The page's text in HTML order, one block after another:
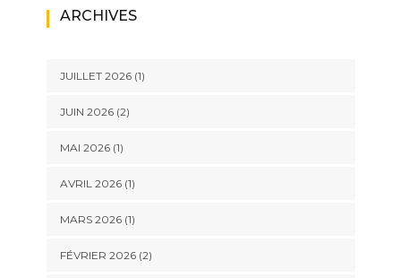
ARCHIVES
JUILLET 2026(1)
JUIN 2026(2)
MAI 2026(1)
AVRIL 2026(1)
MARS 2026(1)
FÉVRIER 2026(2)